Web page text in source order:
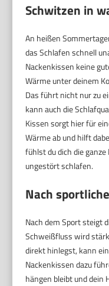
Schwitzen in
An heißen
das Schlafen schnell
Nackenkissen keine
Wärme unter deinem
Das führt nicht nur zu
kann auch die
Kissen sorgt hier für
Wärme ab und hilft
fühlst du dich die
ungestört schlafen.
Nach
Nach dem Sport steigt
Schweißfluss wird
direkt hinlegst, kann
Nackenkissen dazu
hängen bleibt und dein